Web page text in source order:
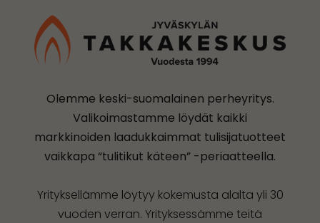
Olemme keski-suomalainen perheyritys.
Valikoimastamme löydät kaikki
markkinoiden laadukkaimmat tulisijatuotteet
vaikkapa “tulitikut käteen” -periaatteella.
Yrityksellämme löytyy kokemusta alalta yli 30
vuoden verran. Yrityksessämme teitä